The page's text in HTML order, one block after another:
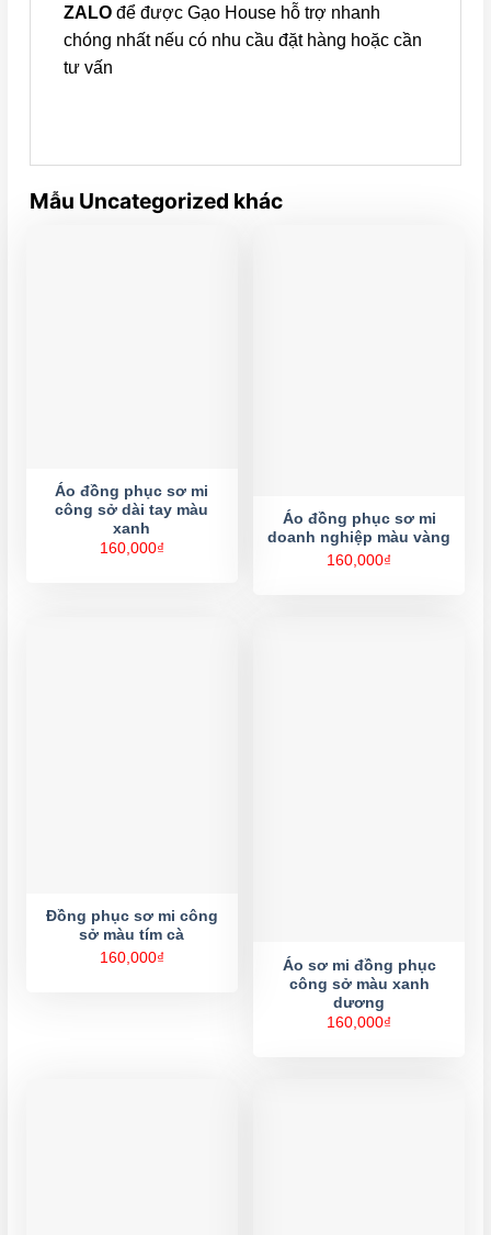
ZALO để được Gạo House hỗ trợ nhanh
chóng nhất nếu có nhu cầu đặt hàng hoặc cần
tư vấn
Mẫu Uncategorized khác
Áo đồng phục sơ mi
công sở dài tay màu
xanh
160,000₫
Áo đồng phục sơ mi
doanh nghiệp màu vàng
160,000₫
Đồng phục sơ mi công
sở màu tím cà
160,000₫
Áo sơ mi đồng phục
công sở màu xanh
dương
160,000₫